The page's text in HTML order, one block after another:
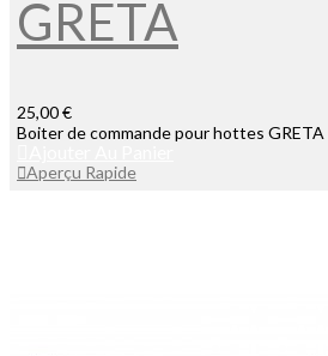
GRETA
25,00 €
Boiter de commande pour hottes GRETA
Aperçu Rapide